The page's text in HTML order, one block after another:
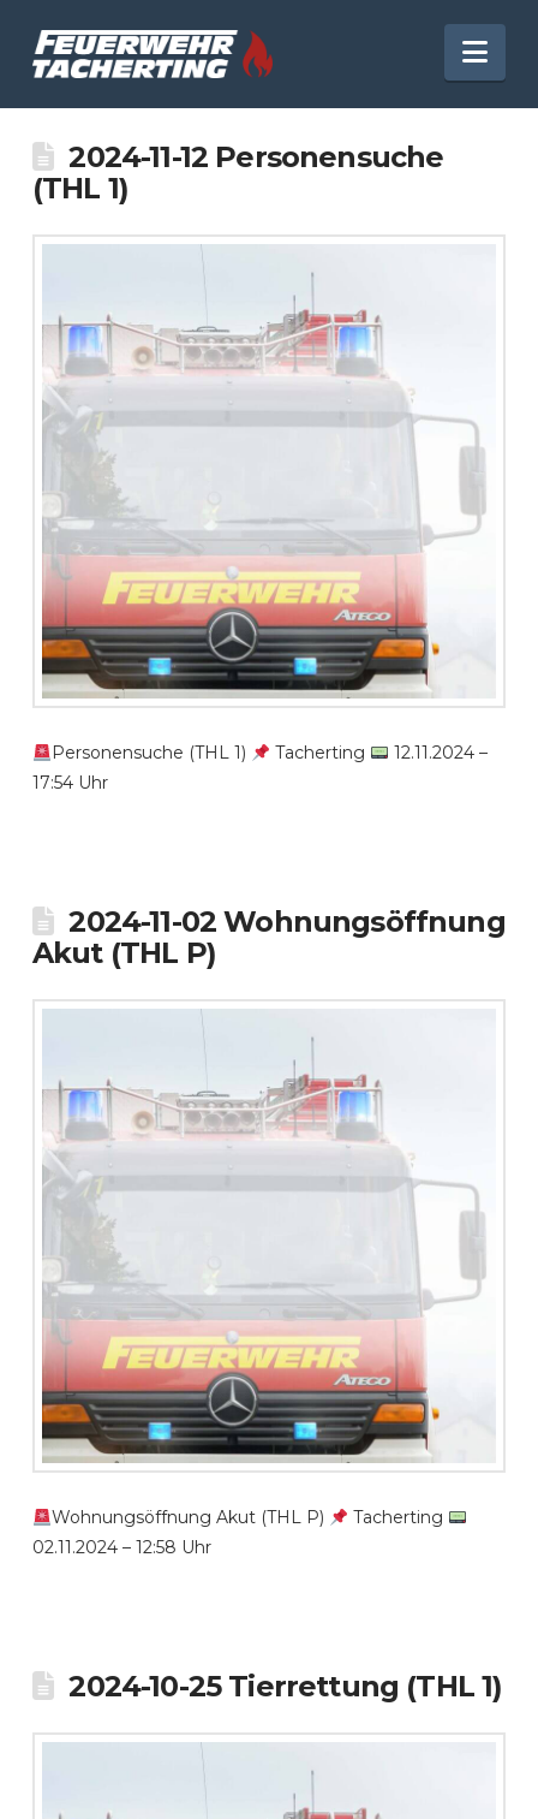
2024-11-12 Personensuche
(THL 1)
Personensuche (THL 1) Tacherting
12.11.2024 –
17:54 Uhr
2024-11-02 Wohnungsöffnung
Akut (THL P)
Wohnungsöffnung Akut (THL P)
Tacherting
02.11.2024 – 12:58 Uhr
2024-10-25 Tierrettung (THL 1)